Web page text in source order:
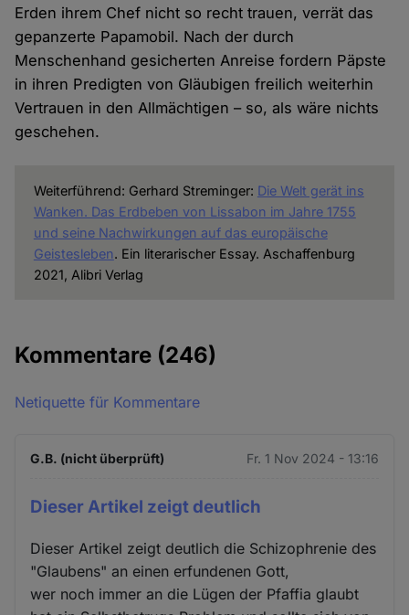
Erden ihrem Chef nicht so recht trauen, verrät das
gepanzerte Papamobil. Nach der durch
Menschenhand gesicherten Anreise fordern Päpste
in ihren Predigten von Gläubigen freilich weiterhin
Vertrauen in den Allmächtigen – so, als wäre nichts
geschehen.
Weiterführend: Gerhard Streminger: Die Welt gerät ins
Wanken. Das Erdbeben von Lissabon im Jahre 1755
und seine Nachwirkungen auf das europäische
Geistesleben. Ein literarischer Essay. Aschaffenburg
2021, Alibri Verlag
Kommentare (246)
Netiquette für Kommentare
G.B. (nicht überprüft) Fr. 1 Nov 2024 - 13:16
Dieser Artikel zeigt deutlich
Dieser Artikel zeigt deutlich die Schizophrenie des
"Glaubens" an einen erfundenen Gott,
wer noch immer an die Lügen der Pfaffia glaubt